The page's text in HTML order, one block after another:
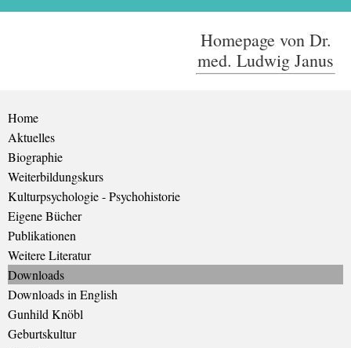
Homepage von Dr.
med. Ludwig Janus
Home
Aktuelles
Biographie
Weiterbildungskurs
Kulturpsychologie - Psychohistorie
Eigene Bücher
Publikationen
Weitere Literatur
Downloads
Downloads in English
Gunhild Knöbl
Geburtskultur